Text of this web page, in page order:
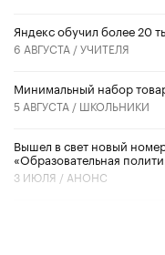
​Яндекс обучил более 20
6 АВГУСТА /УЧИТЕЛЯ
Минимальный набор
5 АВГУСТА / ШКОЛЬНИКИ
Вышел в свет новый
«Образовательная
3 ИЮЛЯ / АНОНС